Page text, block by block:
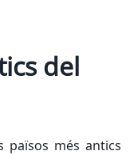
del
països més antics